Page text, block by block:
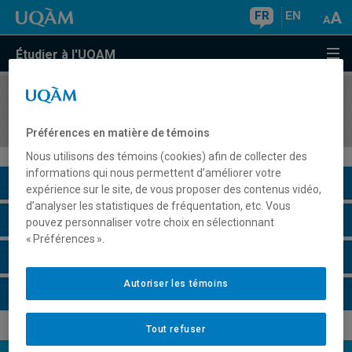
FR EN
Étudier à l'UQAM
COURS//
Description du cours
Horaire - Été 2026
Préférences en matière de témoins
Nous utilisons des témoins (cookies) afin de collecter des
informations qui nous permettent d’améliorer votre
expérience sur le site, de vous proposer des contenus vidéo,
d’analyser les statistiques de fréquentation, etc. Vous
pouvez personnaliser votre choix en sélectionnant
« Préférences ».
Tout refuser
Autoriser les témoins